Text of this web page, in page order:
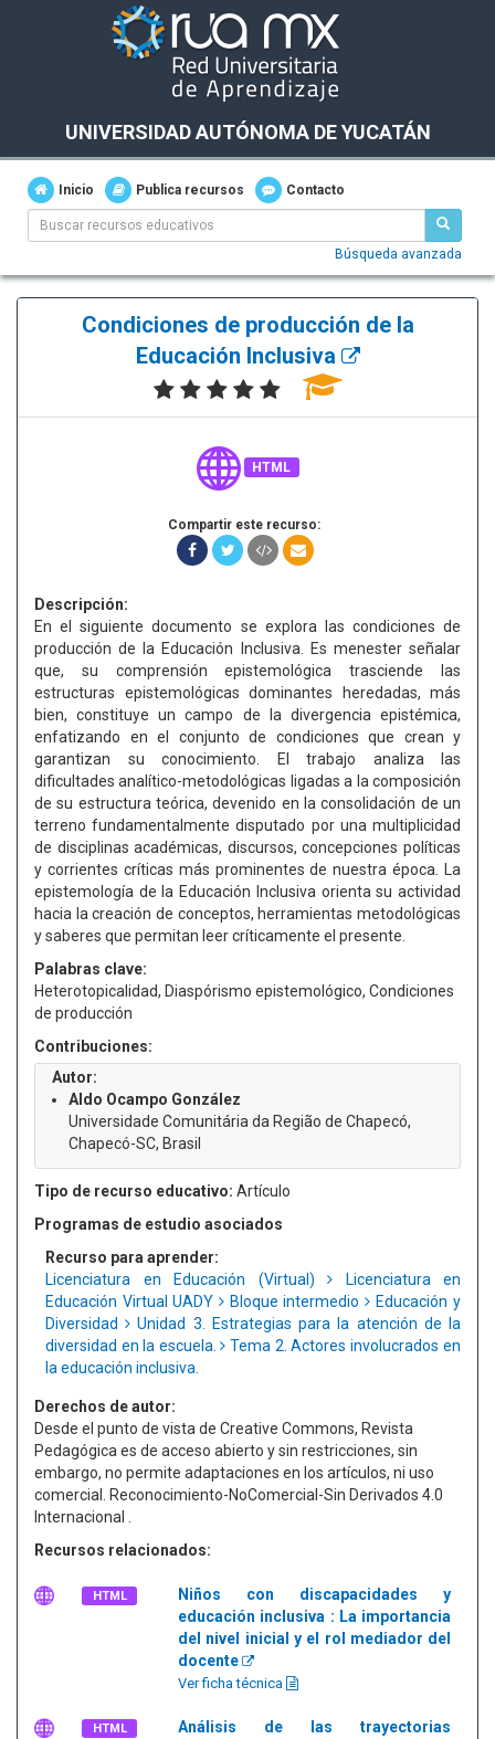
UNIVERSIDAD AUTÓNOMA DE YUCATÁN
Inicio Publica recursos Contacto
Búsqueda avanzada
Condiciones de producción de la
Educación Inclusiva
HTML
Compartir este recurso:
Descripción:
En el siguiente documento se explora las condiciones de
producción de la Educación Inclusiva. Es menester señalar
que, su comprensión epistemológica trasciende las
estructuras epistemológicas dominantes heredadas, más
bien, constituye un campo de la divergencia epistémica,
enfatizando en el conjunto de condiciones que crean y
garantizan su conocimiento. El trabajo analiza las
dificultades analítico-metodológicas ligadas a la composición
de su estructura teórica, devenido en la consolidación de un
terreno fundamentalmente disputado por una multiplicidad
de disciplinas académicas, discursos, concepciones políticas
y corrientes críticas más prominentes de nuestra época. La
epistemología de la Educación Inclusiva orienta su actividad
hacia la creación de conceptos, herramientas metodológicas
y saberes que permitan leer críticamente el presente.
Palabras clave:
Heterotopicalidad, Diaspórismo epistemológico, Condiciones
de producción
Contribuciones:
Autor:
Aldo Ocampo González
Universidade Comunitária da Região de Chapecó,
Chapecó-SC, Brasil
Tipo de recurso educativo: Artículo
Programas de estudio asociados
Recurso para aprender:
Licenciatura en Educación (Virtual)
Licenciatura en
Educación Virtual UADY
Bloque intermedio
Educación y
Diversidad
Unidad 3. Estrategias para la atención de la
diversidad en la escuela.
Tema 2. Actores involucrados en
la educación inclusiva.
Derechos de autor:
Desde el punto de vista de Creative Commons, Revista
Pedagógica es de acceso abierto y sin restricciones, sin
embargo, no permite adaptaciones en los artículos, ni uso
comercial. Reconocimiento-NoComercial-Sin Derivados 4.0
Internacional .
Recursos relacionados:
HTML
Niños con discapacidades y
educación inclusiva : La importancia
del nivel inicial y el rol mediador del
docente
Ver ficha técnica
HTML
Análisis de las trayectorias